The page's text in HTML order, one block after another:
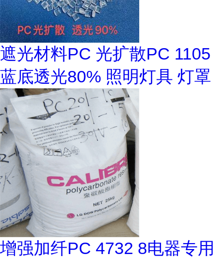
遮光材料PC 光扩散PC 1105
蓝底透光80% 照明灯具 灯罩
增强加纤PC 4732 8电器专用